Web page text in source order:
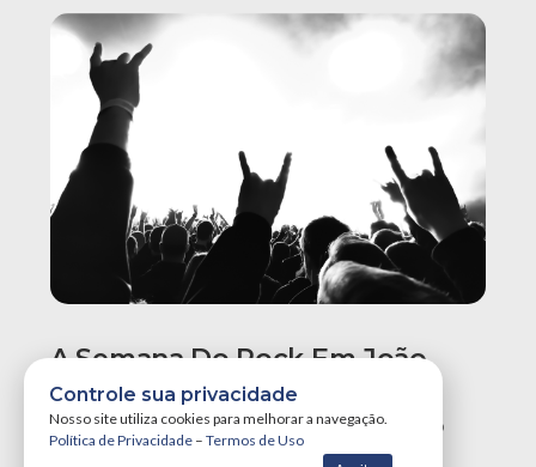
A Semana Do Rock Em João
Pessoa Promete Um Dos
Maiores Finais De Semana Do
Controle sua privacidade
Nosso site utiliza cookies para melhorar a navegação.
Política de Privacidade – Termos de Uso